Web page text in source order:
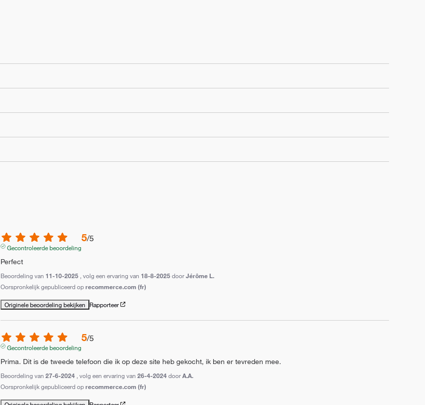
5/5
Gecontroleerde beoordeling
Perfect
Beoordeling van 11-10-2025 , volg een ervaring van 18-8-2025 doorJérôme L.
Oorspronkelijk gepubliceerd oprecommerce.com (fr)
Originele beoordeling bekijken Rapporteer
5/5
Gecontroleerde beoordeling
Prima. Dit is de tweede telefoon die ik op deze site heb gekocht, ik ben er tevreden mee.
Beoordeling van27-6-2024 , volg een ervaring van26-4-2024 doorA.A.
Oorspronkelijk gepubliceerd oprecommerce.com (fr)